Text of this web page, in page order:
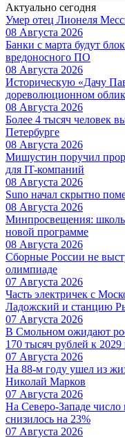
Актуально сегодня
Умер отец Лионеля
08 Августа 2026
Банки с марта будут
вредоносного ПО
08 Августа 2026
Историческую «Дачу
дореволюционном
08 Августа 2026
Более 4 тысяч человек
Петербурге
08 Августа 2026
Мишустин поручил
для IT-компаний
08 Августа 2026
Suno начал скрытно
08 Августа 2026
Минпросвещения:
новой программе
08 Августа 2026
Сборные России не
олимпиаде
07 Августа 2026
Часть электричек с
Ладожский и станцию
07 Августа 2026
В Смольном ожидают
170 тысяч рублей к 2029
07 Августа 2026
На 88-м году ушел из
Николай Марков
07 Августа 2026
На Северо-Западе
снизилось на 23%
07 Августа 2026